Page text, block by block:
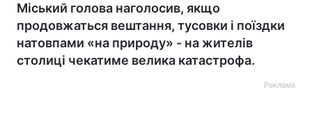
Міський голова наголосив, якщо
продовжаться вештання, тусовки і поїздки
натовпами «на природу» - на жителів
столиці чекатиме велика катастрофа.
Реклама